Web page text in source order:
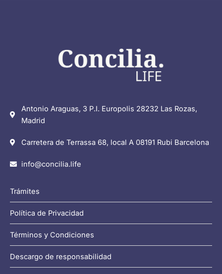
Antonio Araguas, 3 P.I. Europolis 28232 Las Rozas,
Madrid
Carretera de Terrassa 68, local A 08191 Rubi Barcelona
info@concilia.life
Trámites
Política de Privacidad
Términos y Condiciones
Descargo de responsabilidad